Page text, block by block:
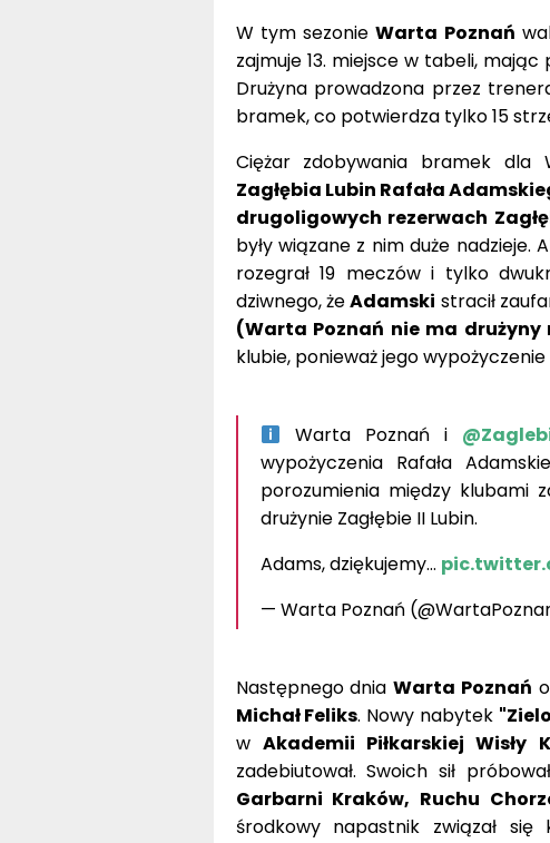
W tym sezonieWarta Poznań
zajmuje 13. miejsce w tabeli,
Drużyna prowadzona przez
bramek, co potwierdza tylko 15
Ciężar zdobywania bramek dla
Zagłębia Lubin Rafała
drugoligowych rezerwach
były wiązane z nim duże nadzieje.
rozegrał 19 meczów i tylko
dziwnego, żeAdamski stracił
(Warta Poznań nie ma drużyny
klubie, ponieważ jego wypożyczenie
Warta Poznań i
wypożyczenia Rafała
porozumienia między klubami
drużynie Zagłębie II Lubin.
Adams, dziękujemy…
— Warta Poznań
Następnego dniaWarta Poznań
Michał Feliks. Nowy nabytek
w Akademii Piłkarskiej Wisły
zadebiutował. Swoich sił
Garbarni Kraków, Ruchu
środkowy napastnik związał